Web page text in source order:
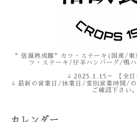
”低温熟成豚”カツ・ステーキ(国産/
ツ・ステーキ/仔羊ハンバーグ/鴨
⁂ 2025.1.15～ 【全日
⁂ 最新の営業日/休業日/変則営業時間/
ご確認下さい。